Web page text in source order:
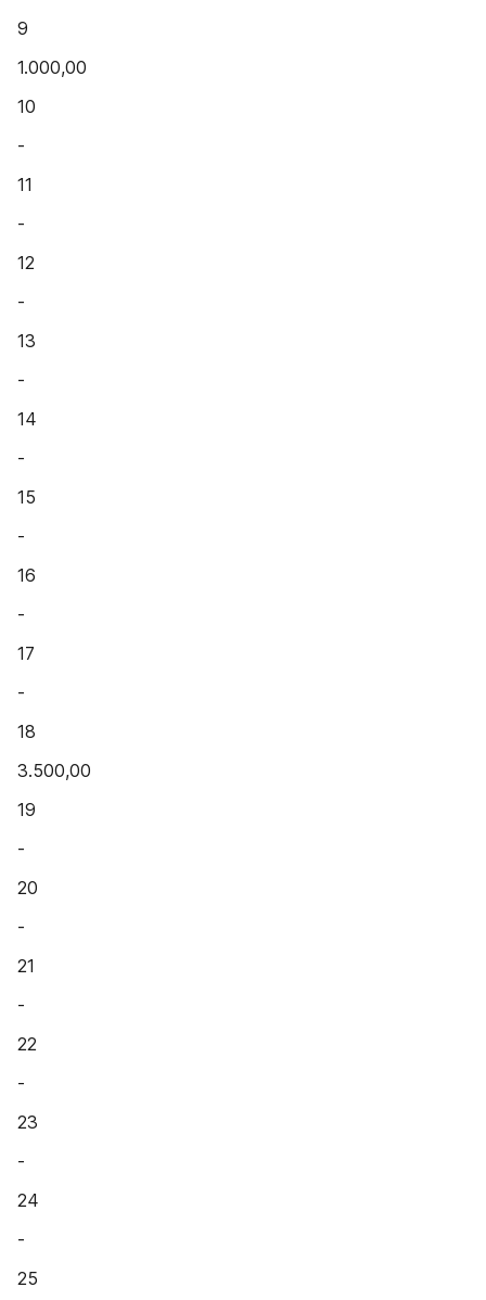
9
1.000,00
10
-
11
-
12
-
13
-
14
-
15
-
16
-
17
-
18
3.500,00
19
-
20
-
21
-
22
-
23
-
24
-
25